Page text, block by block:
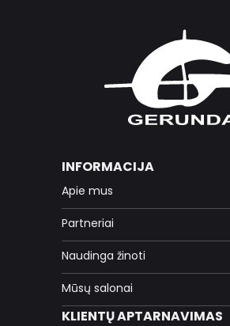
INFORMACIJA
Apie mus
Partneriai
Naudinga žinoti
Mūsų salonai
KLIENTŲ APTARNAVIMAS